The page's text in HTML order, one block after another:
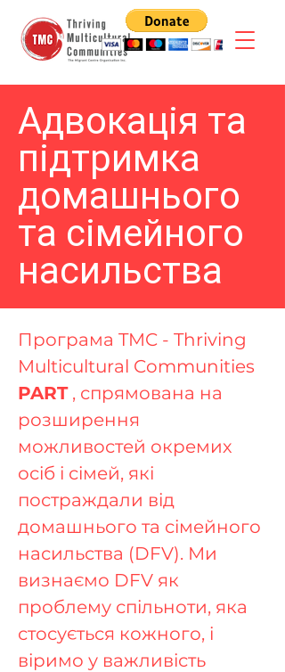
Адвокація та
підтримка
домашнього
та сімейного
насильства
Програма TMC - Thriving
Multicultural Communities
PART, спрямована на
розширення
можливостей окремих
осіб і сімей, які
постраждали від
домашнього та сімейного
насильства (DFV). Ми
визнаємо DFV як
проблему спільноти, яка
стосується кожного, і
віримо у важливість